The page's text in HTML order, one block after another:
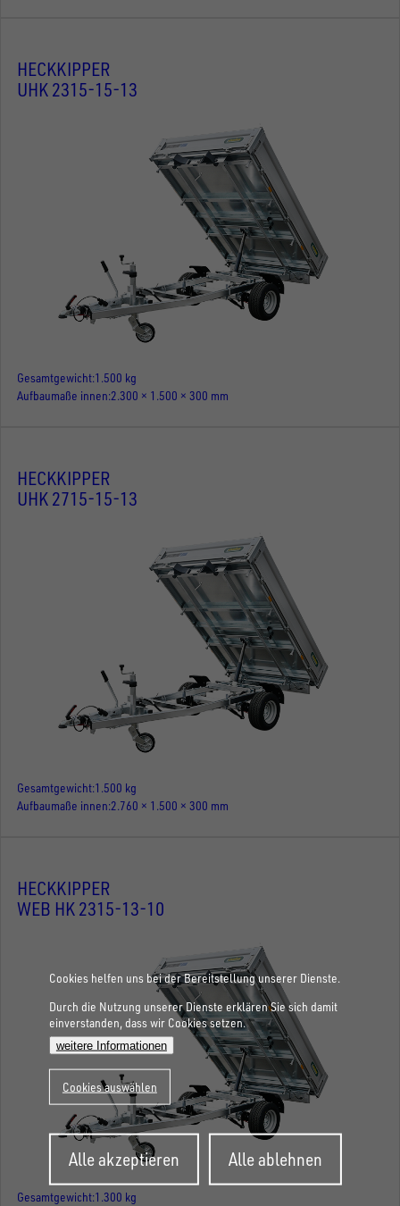
HECKKIPPER
UHK 2315-15-13
Gesamtgewicht 1.500 kg
Aufbaumaße innen 2.300 × 1.500 × 300 mm
HECKKIPPER
UHK 2715-15-13
Gesamtgewicht 1.500 kg
Aufbaumaße innen 2.760 × 1.500 × 300 mm
HECKKIPPER
WEB HK 2315-13-10
Gesamtgewicht 1.300 kg
Cookies helfen uns bei der Bereitstellung unserer Dienste.
Durch die Nutzung unserer Dienste erklären Sie sich damit
einverstanden, dass wir Cookies setzen.
weitere Informationen
Cookies auswählen
Alle akzeptieren
Zustimmung
zurückziehen
Alle ablehnen